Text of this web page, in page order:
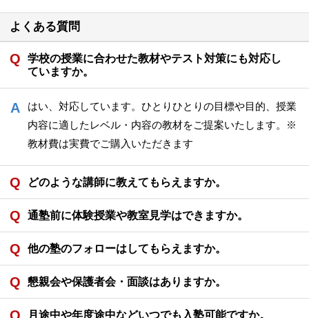
よくある質問
学校の授業に合わせた教材やテスト対策にも対応し
ていますか。
はい、対応しています。ひとりひとりの目標や目的、授業
内容に適したレベル・内容の教材をご提案いたします。※
教材費は実費でご購入いただきます
どのような講師に教えてもらえますか。
通塾前に体験授業や教室見学はできますか。
他の塾のフォローはしてもらえますか。
懇親会や保護者会・面談はありますか。
月途中や年度途中などいつでも入塾可能ですか。